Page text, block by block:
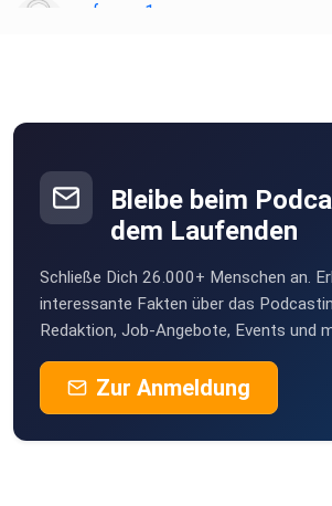
sfsvaaq1
Rocherath
rs8p8grn
Missen
hkw3fwm1
Bleibe beim
dem Laufenden
Schließe Dich 26.000+ Menschen an.
interessante Fakten über das
Redaktion, Job-Angebote, Events und
Zur Anmeldung